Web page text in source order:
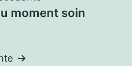
moment soin